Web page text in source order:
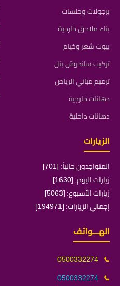
برجولات وجلسات
بناء ملاحق خارجية
بيوت شعر وخيام
تركيب ساندوش بنل
ترميم مباني الرياض
دهانات خارجية
دهانات داخلية
الزيارات
المتواجدون حالياً: [701]
زيارات اليوم: [1630]
زيارات الأسبوع: [5063]
إجمالي الزيارات: [194971]
الهـــواتف
📞
0500332274
📞
0500332274